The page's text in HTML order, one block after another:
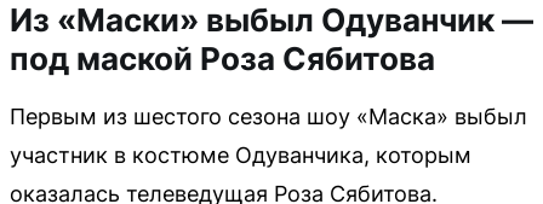
Из «Маски» выбыл Одуванчик —
под маской Роза Сябитова
Первым из шестого сезона шоу «Маска» выбыл
участник в костюме Одуванчика, которым
оказалась телеведущая Роза Сябитова.